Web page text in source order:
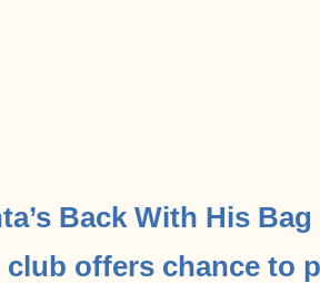
Back With His
offers chance to